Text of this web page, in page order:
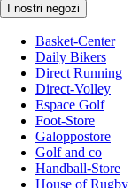
I nostri negozi
Basket-Center
Daily Bikers
Direct Running
Direct-Volley
Espace Golf
Foot-Store
Galoppostore
Golf and co
Handball-Store
House of Rugby